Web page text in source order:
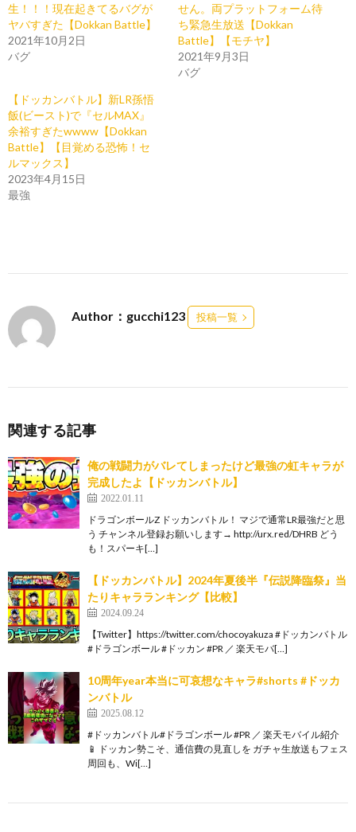
生！！！現在起きてるバグが
ヤバすぎた【Dokkan Battle】
2021年10月2日
バグ
せん。両プラットフォーム待
ち緊急生放送【Dokkan
Battle】【モチヤ】
2021年9月3日
バグ
【ドッカンバトル】新LR孫悟
飯(ビースト)で『セルMAX』
余裕すぎたwwww【Dokkan
Battle】【目覚める恐怖！セ
ルマックス】
2023年4月15日
最強
Author：gucchi123 投稿一覧
関連する記事
俺の戦闘力がバレてしまったけど最強の虹キャラが
完成したよ【ドッカンバトル】
2022.01.11
ドラゴンボールZ ドッカンバトル！ マジで通常LR最強だと思
う チャンネル登録お願いします→ http://urx.red/DHRB どう
も！スパーキ[…]
【ドッカンバトル】2024年夏後半『伝説降臨祭』当
たりキャラランキング【比較】
2024.09.24
【Twitter】https://twitter.com/chocoyakuza #ドッカンバトル
#ドラゴンボール #ドッカン #PR ／ 楽天モバ[…]
10周年year本当に可哀想なキャラ#shorts #ドッカ
ンバトル
2025.08.12
#ドッカンバトル#ドラゴンボール #PR ／ 楽天モバイル紹介
📱 ドッカン勢こそ、通信費の見直しを ガチャ生放送もフェス
周回も、Wi[…]